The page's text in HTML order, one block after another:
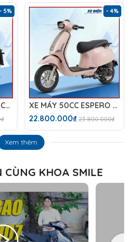
- 5%
XE XĂNG DV MOTOR CUB DAELIM IKD C6 NEW
- 4%
XE MÁY 50CC ESPERO 50VS DIAMOND PLUS
22.800.000₫ 23.800.000₫
Xem thêm
CÙNG KHOA SMILE